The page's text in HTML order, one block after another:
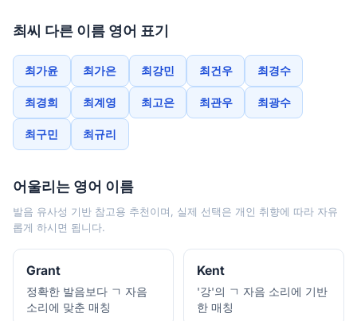
최씨 다른 이름 영어 표기
최가윤 최가은 최강민 최건우 최경수
최경희 최계영 최고은 최관우 최광수
최구민 최규리
어울리는 영어 이름
발음 유사성 기반 참고용 추천이며, 실제 선택은 개인 취향에 따라 자유
롭게 하시면 됩니다.
Grant
정확한 발음보다 ㄱ 자음
소리에 맞춘 매칭
Kent
'강'의 ㄱ 자음 소리에 기반
한 매칭